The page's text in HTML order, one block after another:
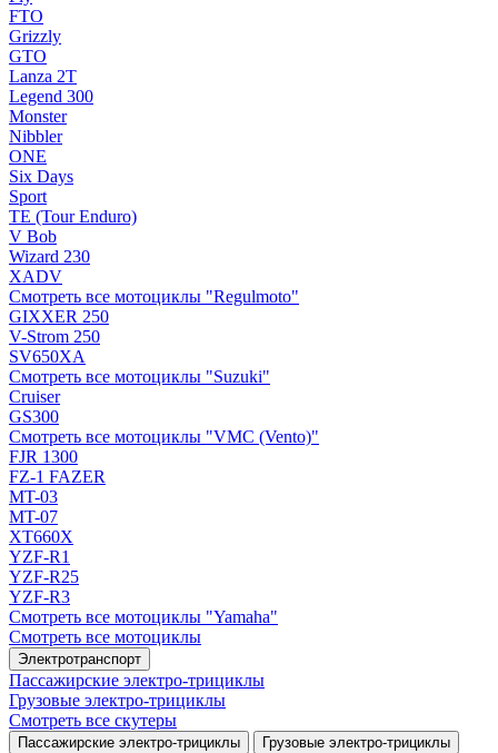
FTO
Grizzly
GTO
Lanza 2T
Legend 300
Monster
Nibbler
ONE
Six Days
Sport
TE (Tour Enduro)
V Bob
Wizard 230
XADV
Смотреть все мотоциклы "Regulmoto"
GIXXER 250
V-Strom 250
SV650XA
Смотреть все мотоциклы "Suzuki"
Cruiser
GS300
Смотреть все мотоциклы "VMC (Vento)"
FJR 1300
FZ-1 FAZER
MT-03
MT-07
XT660X
YZF-R1
YZF-R25
YZF-R3
Смотреть все мотоциклы "Yamaha"
Смотреть все мотоциклы
Электротранспорт
Пассажирские электро‑трициклы
Грузовые электро‑трициклы
Смотреть все скутеры
Пассажирские электро‑трициклы Грузовые электро‑трициклы